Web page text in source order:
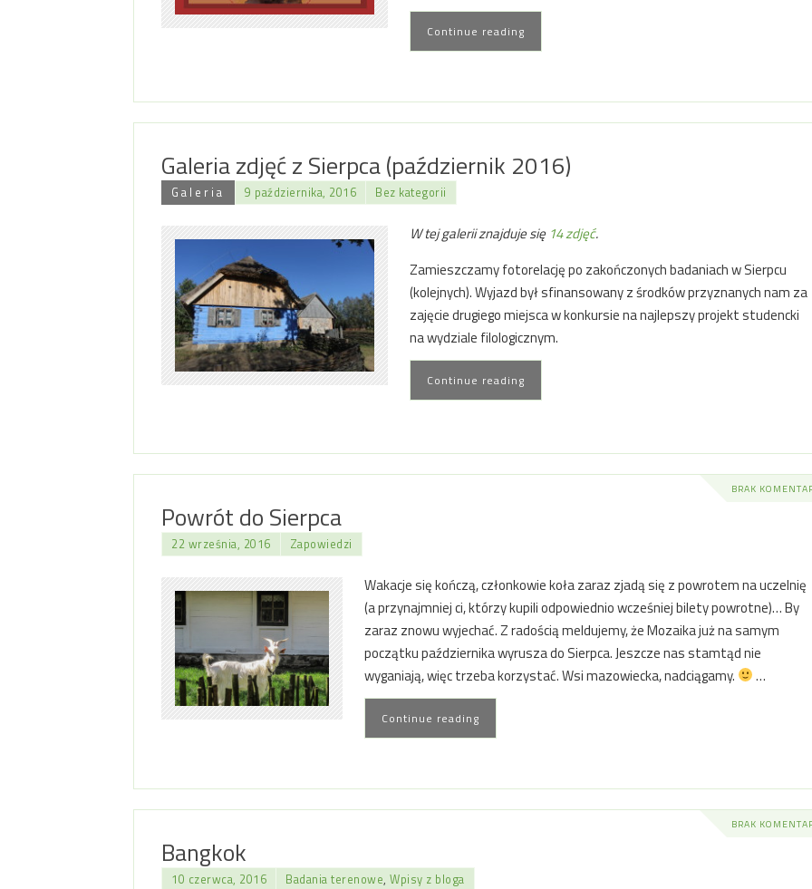
Continue reading
Galeria zdjęć z Sierpca (październik 2016)
Galeria 9 października, 2016 Bez kategorii
W tej galerii znajduje się 14 zdjęć.
Zamieszczamy fotorelację po zakończonych badaniach w Sierpcu
(kolejnych). Wyjazd był sfinansowany z środków przyznanych nam za
zajęcie drugiego miejsca w konkursie na najlepszy projekt studencki
na wydziale filologicznym.
Continue reading
BRAK
Powrót do Sierpca
22 września, 2016 Zapowiedzi
Wakacje się kończą, członkowie koła zaraz zjadą się z powrotem na uczelnię
(a przynajmniej ci, którzy kupili odpowiednio wcześniej bilety powrotne)… By
zaraz znowu wyjechać. Z radością meldujemy, że Mozaika już na samym
początku października wyrusza do Sierpca. Jeszcze nas stamtąd nie
wyganiają, więc trzeba korzystać. Wsi mazowiecka, nadciągamy.
…
Continue reading
BRAK
Bangkok
10 czerwca, 2016 Badania terenowe, Wpisy z bloga